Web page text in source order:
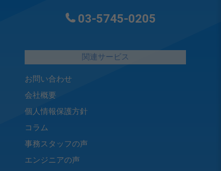
03-5745-0205
関連サービス
お問い合わせ
会社概要
個人情報保護方針
コラム
事務スタッフの声
エンジニアの声